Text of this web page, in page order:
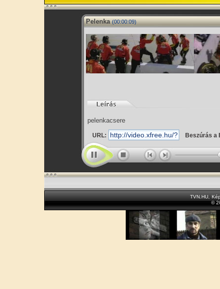
Pelenka (00:00:09)
pelenkacsere
URL: Beszúrás a
TVN.HU
©